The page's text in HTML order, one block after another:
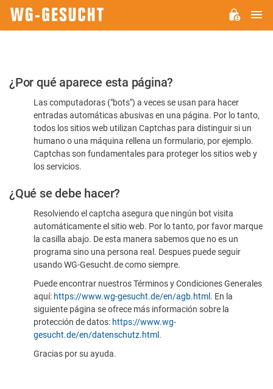
Por
favor,
confirme
humano
¿Por qué aparece esta página?
Las computadoras ("bots") a veces se usan para hacer
entradas automáticas abusivas en una página. Por lo tanto,
todos los sitios web utilizan Captchas para distinguir si un
humano o una máquina rellena un formulario, por ejemplo.
Captchas son fundamentales para proteger los sitios web y
los servicios.
¿Qué se debe hacer?
Resolviendo el captcha asegura que ningún bot visita
automáticamente el sitio web. Por lo tanto, por favor marque
la casilla abajo. De esta manera sabemos que no es un
programa sino una persona real. Despues puede seguir
usando WG-Gesucht.de como siempre.
Puede encontrar nuestros Términos y Condiciones Generales
aquí: https://www.wg-gesucht.de/en/agb.html . En la
siguiente página se ofrece más información sobre la
protección de datos: https://www.wg-
gesucht.de/en/datenschutz.html .
Gracias por su ayuda.